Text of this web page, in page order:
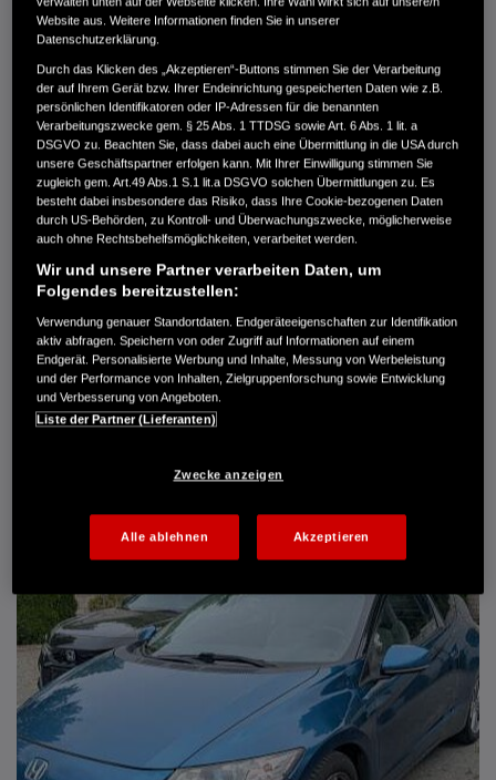
Außenfarbe
crystal black pearl
Kilometerstand
166.000 km
Kraftstoffart
Super
Getriebe
Automatik
Türen
5
Leistung
61 kW / 83 PS
Hubraum
1.339 cm³
Erstzulassung
10.2007
Bauart
Limousine
AUTO HARKE GMBH
Randersweide 59-63
21035 Hamburg
+49 40 735 935 0
DETAILS
Website aus. Weitere Informationen finden Sie in unserer
Datenschutzerklärung.
Durch das Klicken des „Akzeptieren“-Buttons stimmen Sie der Verarbeitung
der auf Ihrem Gerät bzw. Ihrer Endeinrichtung gespeicherten Daten wie z.B.
persönlichen Identifikatoren oder IP-Adressen für die benannten
Verarbeitungszwecke gem. § 25 Abs. 1 TTDSG sowie Art. 6 Abs. 1 lit. a
DSGVO zu. Beachten Sie, dass dabei auch eine Übermittlung in die USA durch
unsere Geschäftspartner erfolgen kann. Mit Ihrer Einwilligung stimmen Sie
zugleich gem. Art.49 Abs.1 S.1 lit.a DSGVO solchen Übermittlungen zu. Es
besteht dabei insbesondere das Risiko, dass Ihre Cookie-bezogenen Daten
durch US-Behörden, zu Kontroll- und Überwachungszwecke, möglicherweise
auch ohne Rechtsbehelfsmöglichkeiten, verarbeitet werden.
Wir und unsere Partner verarbeiten Daten, um
Folgendes bereitzustellen:
Verwendung genauer Standortdaten. Endgeräteeigenschaften zur Identifikation
aktiv abfragen. Speichern von oder Zugriff auf Informationen auf einem
Endgerät. Personalisierte Werbung und Inhalte, Messung von Werbeleistung
und der Performance von Inhalten, Zielgruppenforschung sowie Entwicklung
und Verbesserung von Angeboten.
Liste der Partner (Lieferanten)
Zwecke anzeigen
Alle ablehnen Akzeptieren